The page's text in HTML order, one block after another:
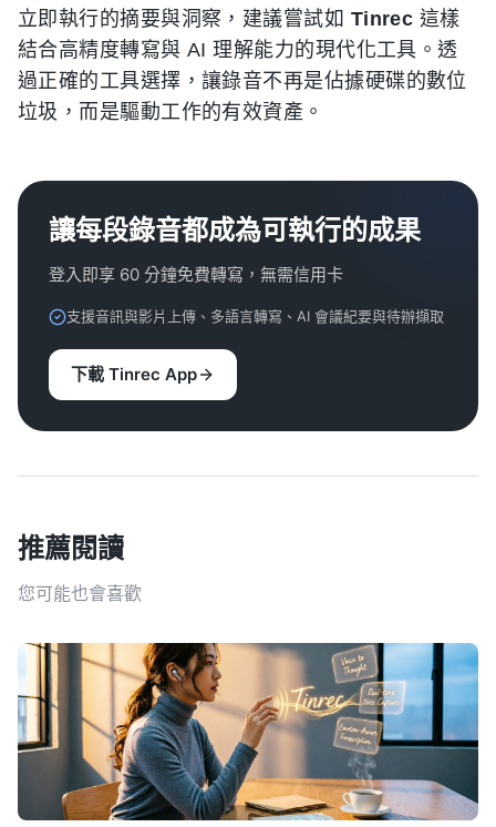
立即執行的摘要與洞察，建議嘗試如 Tinrec 這樣
結合高精度轉寫與 AI 理解能力的現代化工具。透
過正確的工具選擇，讓錄音不再是佔據硬碟的數位
垃圾，而是驅動工作的有效資產。
讓每段錄音都成為可執行的成果
登入即享 60 分鐘免費轉寫，無需信用卡
支援音訊與影片上傳、多語言轉寫、AI 會議紀要與待辦擷取
下載 Tinrec App
推薦閱讀
您可能也會喜歡